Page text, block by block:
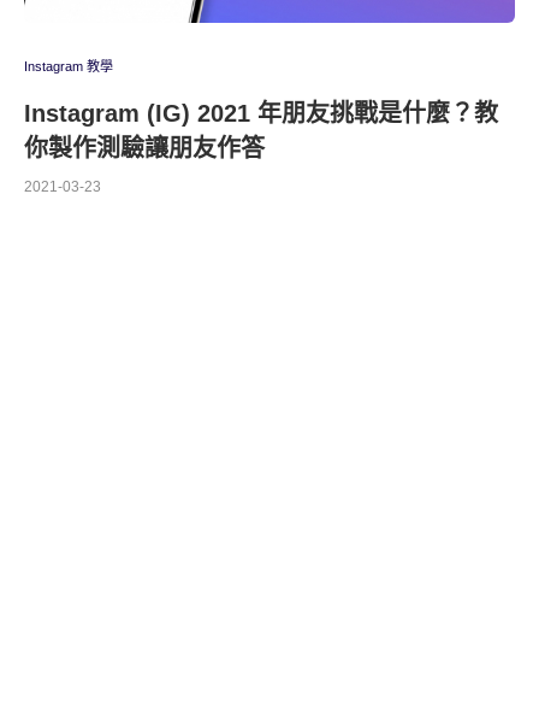
Instagram 教學
Instagram (IG) 2021 年朋友挑戰是什麼？教
你製作測驗讓朋友作答
2021-03-23